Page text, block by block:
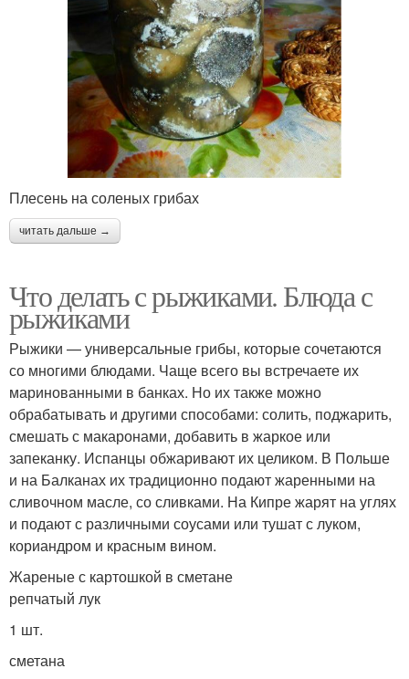
Плесень на соленых грибах
читать дальше →
Что делать с рыжиками. Блюда с
рыжиками
Рыжики — универсальные грибы, которые сочетаются
со многими блюдами. Чаще всего вы встречаете их
маринованными в банках. Но их также можно
обрабатывать и другими способами: солить, поджарить,
смешать с макаронами, добавить в жаркое или
запеканку. Испанцы обжаривают их целиком. В Польше
и на Балканах их традиционно подают жаренными на
сливочном масле, со сливками. На Кипре жарят на углях
и подают с различными соусами или тушат с луком,
кориандром и красным вином.
Жареные с картошкой в сметане
репчатый лук
1 шт.
сметана